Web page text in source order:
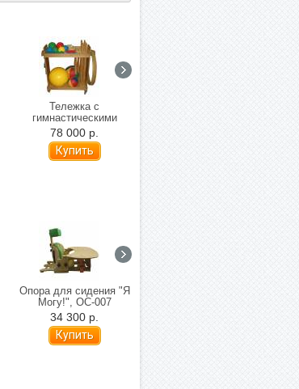
Тележка с
гимнастическими
снарядами "Я Могу!",
503.2
78 000 р.
Опора для сидения "Я
Могу!", ОС-007
34 300 р.